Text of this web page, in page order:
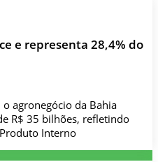
e representa 28,4% do
agronegócio da Bahia
R$ 35 bilhões, refletindo
Interno